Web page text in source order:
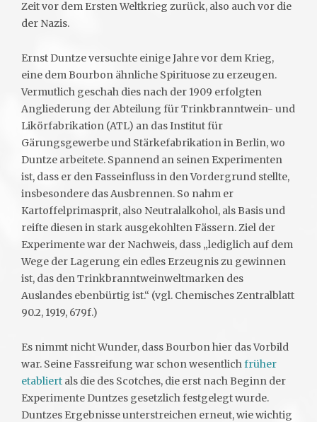
Zeit vor dem Ersten Weltkrieg zurück, also auch vor die
der Nazis.
Ernst Duntze versuchte einige Jahre vor dem Krieg,
eine dem Bourbon ähnliche Spirituose zu erzeugen.
Vermutlich geschah dies nach der 1909 erfolgten
Angliederung der Abteilung für Trinkbranntwein- und
Likörfabrikation (ATL) an das Institut für
Gärungsgewerbe und Stärkefabrikation in Berlin, wo
Duntze arbeitete. Spannend an seinen Experimenten
ist, dass er den Fasseinfluss in den Vordergrund stellte,
insbesondere das Ausbrennen. So nahm er
Kartoffelprimasprit, also Neutralalkohol, als Basis und
reifte diesen in stark ausgekohlten Fässern. Ziel der
Experimente war der Nachweis, dass „lediglich auf dem
Wege der Lagerung ein edles Erzeugnis zu gewinnen
ist, das den Trinkbranntweinweltmarken des
Auslandes ebenbürtig ist.“ (vgl. Chemisches Zentralblatt
90.2, 1919, 679f.)
Es nimmt nicht Wunder, dass Bourbon hier das Vorbild
war. Seine Fassreifung war schon wesentlichfrüher
etabliert als die des Scotches, die erst nach Beginn der
Experimente Duntzes gesetzlich festgelegt wurde.
Duntzes Ergebnisse unterstreichen erneut, wie wichtig